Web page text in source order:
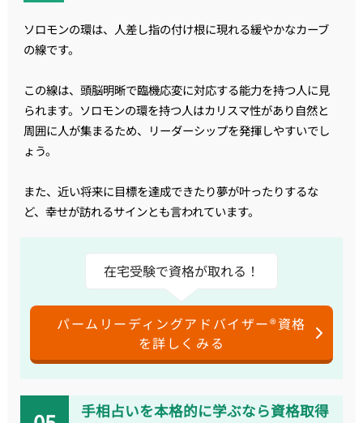
ソロモンの環は、人差し指の付け根に現れる緩やかなカーブ
の線です。
この線は、頭脳明晰で臨機応変に対応する能力を持つ人に見
られます。ソロモンの環を持つ人はカリスマ性があり自然と
周囲に人が集まるため、リーダーシップを発揮しやすいでし
ょう。
また、近い将来に目標を達成できたり夢が叶ったりするな
ど、幸せが訪れるサインとも言われています。
在宅受験で資格が取れる！
パームリーディングアドバイザー®資格
を詳しくみる
手相占いを本格的に学ぶなら資格取得